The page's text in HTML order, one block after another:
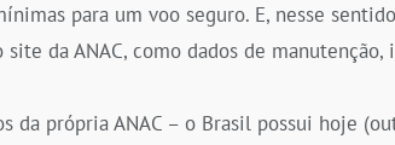
para um voo seguro. E, nesse
da ANAC, como dados de
da própria ANAC – o Brasil possui hoje